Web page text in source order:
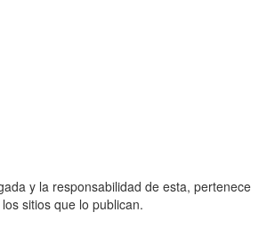
y la responsabilidad de esta, pertenece
sitios que lo publican.